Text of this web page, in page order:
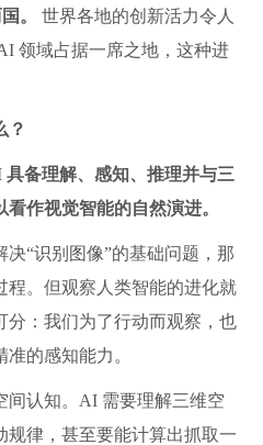
。
世界各地的创新活力令人
领域占据一席之地，这种进
？
备理解、感知、推理并与三
作视觉智能的自然演进。
“识别图像”的基础问题，那
程。但观察人类智能的进化就
分：我们为了行动而观察，也
的感知能力。
间认知。AI 需要理解三维空
规律，甚至要能计算出抓取一